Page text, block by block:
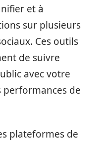
et à
sur plusieurs
Ces outils
de suivre
avec votre
performances de
plateformes de